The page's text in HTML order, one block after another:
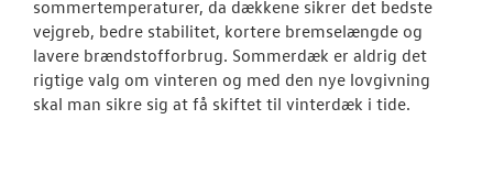
sommertemperaturer, da dækkene sikrer det bedste
vejgreb, bedre stabilitet, kortere bremselængde og
lavere brændstofforbrug. Sommerdæk er aldrig det
rigtige valg om vinteren og med den nye lovgivning
skal man sikre sig at få skiftet til vinterdæk i tide.